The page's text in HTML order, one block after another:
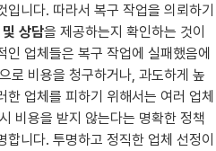
니다. 따라서 복구 작업을 의뢰하기
상담을 제공하는지 확인하는 것이
업체들은 복구 작업에 실패했음에
로 비용을 청구하거나, 과도하게 높
업체를 피하기 위해서는 여러 업체
비용을 받지 않는다는 명확한 정책
니다. 투명하고 정직한 업체 선정이